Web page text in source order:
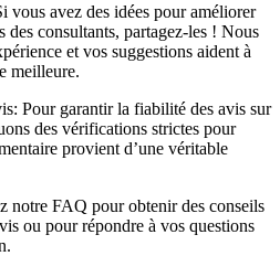
vous avez des idées pour améliorer
des consultants, partagez-les ! Nous
et vos suggestions aident à
meilleure.
Pour garantir la fiabilité des avis sur
des vérifications strictes pour
provient d’une véritable
notre FAQ pour obtenir des conseils
ou pour répondre à vos questions